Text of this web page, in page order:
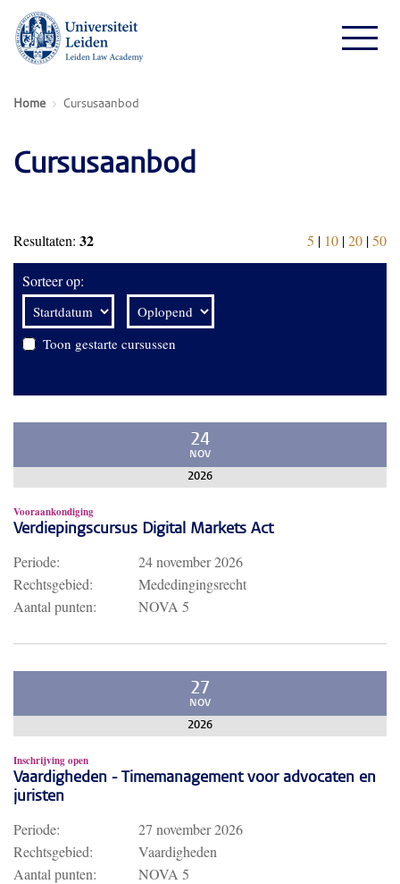
Home Cursusaanbod
Cursusaanbod
Resultaten: 32 5 | 10 |20 |50
Sorteer op:
Toon gestarte cursussen
24
NOV
2026
Vooraankondiging
Verdiepingscursus Digital Markets Act
Periode:
24 november 2026
Rechtsgebied:
Mededingingsrecht
Aantal punten:
NOVA 5
27
NOV
2026
Inschrijving open
Vaardigheden - Timemanagement voor advocaten en
juristen
Periode:
27 november 2026
Rechtsgebied:
Vaardigheden
Aantal punten:
NOVA 5